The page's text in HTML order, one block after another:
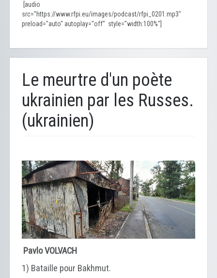
[audio
src="https://www.rfpi.eu/images/podcast/rfpi_0201.mp3"
preload="auto" autoplay="off" style="width:100%"]
Le meurtre d'un poète
ukrainien par les Russes.
(ukrainien)
Pavlo VOLVACH
1) Bataille pour Bakhmut.